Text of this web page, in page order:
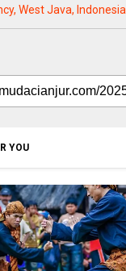
West Java, Indonesia
YOU